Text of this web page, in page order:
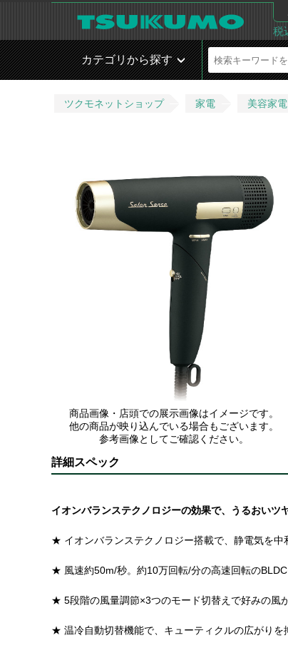
税
カテゴリから探す
ツクモネットショップ 家電 美容家
商品画像・店頭での展示画像はイメージです。
他の商品が映り込んでいる場合もございます。
参考画像としてご確認ください。
詳細スペック
イオンバランステクノロジーの効果で、うるおいツ
★ イオンバランステクノロジー搭載で、静電気を中
★ 風速約50m/秒。約10万回転/分の高速回転の
★ 5段階の風量調節×3つのモード切替えで好みの風
★ 温冷自動切替機能で、キューティクルの広がりを